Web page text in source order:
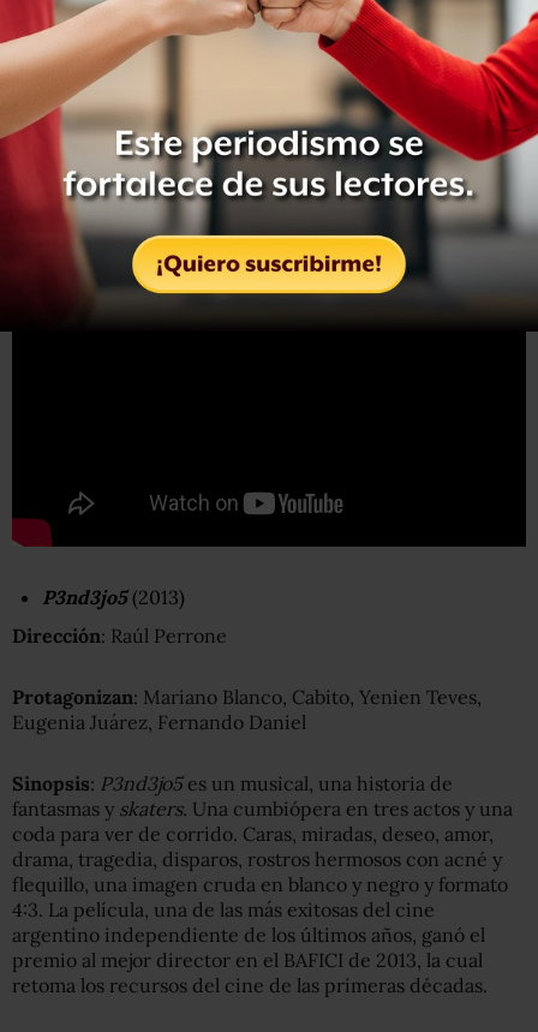
impresionantes imágenes que evocaban las bellas y
horríficas visiones deHyeronimus Bosch.” Seguir
leyendo…
P3nd3jo5(2013)
Dirección: Raúl Perrone
Protagonizan: Mariano Blanco, Cabito, Yenien Teves,
Eugenia Juárez, Fernando Daniel
Sinopsis: P3nd3jo5es un musical, una historia de
fantasmas y skaters. Una cumbiópera en tres actos y una
coda para ver de corrido. Caras, miradas, deseo, amor,
drama, tragedia, disparos, rostros hermosos con acné y
flequillo, una imagen cruda en blanco y negro y formato
4:3. La película, una de las más exitosas del cine
argentino independiente de los últimos años, ganó el
premio al mejor director en el BAFICI de 2013, la cual
retoma los recursos del cine de las primeras décadas.